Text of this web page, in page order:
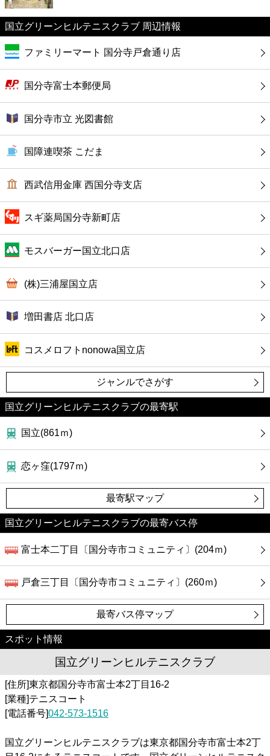
ショッピング
銀行
公共
病院
ホテル
国立グリーンヒルテニスクラブ 周辺情報
ファミリーマート 国分寺戸倉通り店
国分寺富士本郵便局
国分寺市立 光図書館
国障連喫茶 こだま
西武信用金庫 西国分寺支店
スギ薬局国分寺新町店
モスバーガー国立北口店
(株)三浦屋国立店
増田書店 北口店
コスメロフトnonowa国立店
ジャンルでさがす
国立グリーンヒルテニスクラブの最寄駅
国立(861ｍ)
恋ヶ窪(1797ｍ)
最寄駅マップ
国立グリーンヒルテニスクラブの最寄バス停
富士本二丁目〔国分寺市コミュニティ〕(204ｍ)
戸倉三丁目〔国分寺市コミュニティ〕(260ｍ)
最寄バス停マップ
スポット情報
国立グリーンヒルテニスクラブ
[住所]東京都国分寺市富士本2丁目16-2
[業種]テニスコート
[電話番号]042-573-1516
国立グリーンヒルテニスクラブは東京都国分寺市富士本2丁